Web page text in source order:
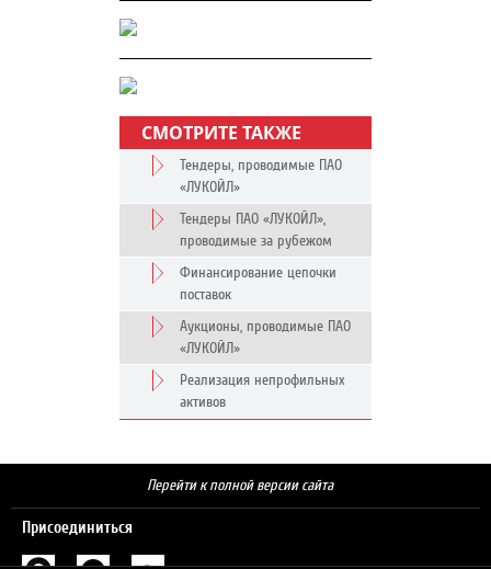
СМОТРИТЕ ТАКЖЕ
Тендеры, проводимые ПАО
«ЛУКОЙЛ»
Тендеры ПАО «ЛУКОЙЛ»,
проводимые за рубежом
Финансирование цепочки
поставок
Аукционы, проводимые ПАО
«ЛУКОЙЛ»
Реализация непрофильных
активов
Перейти к полной версии сайта
Присоединиться